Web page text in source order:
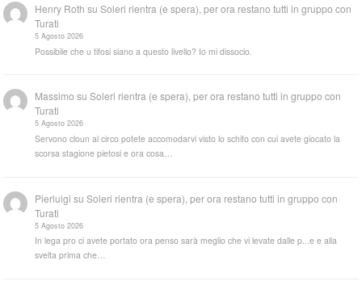
Henry Roth suSoleri rientra (e spera), per ora restano tutti in gruppo con
Turati
5 Agosto 2026
Possibile che u tifosi siano a questo livello? Io mi dissocio.
Massimo suSoleri rientra (e spera), per ora restano tutti in gruppo con
Turati
5 Agosto 2026
Servono cloun al circo potete accomodarvi visto lo schifo con cui avete giocato la
scorsa stagione pietosi e ora cosa…
Pierluigi suSoleri rientra (e spera), per ora restano tutti in gruppo con
Turati
5 Agosto 2026
In lega pro ci avete portato ora penso sarà meglio che vi levate dalle p...e e alla
svelta prima che…